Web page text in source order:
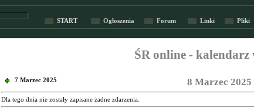
START Ogłoszenia Forum Linki Pliki
ŚR online - kalendarz
7 Marzec 2025 8 Marzec 2025
Dla tego dnia nie zostały zapisane żadne zdarzenia.